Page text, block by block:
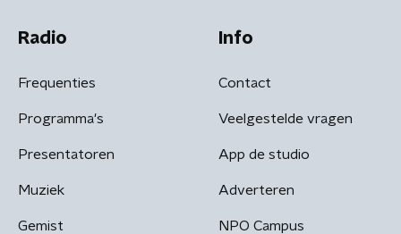
Radio
Frequenties
Programma's
Presentatoren
Muziek
Gemist
Info
Contact
Veelgestelde vragen
App de studio
Adverteren
NPO Campus